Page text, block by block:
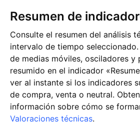
Resumen de
Consulte el resumen del análisis
intervalo de tiempo
de medias móviles, osciladores y
resumido en el indicador
ver al instante si los indicadores
de compra, venta o neutral.
información sobre cómo se
Valoraciones técnicas.